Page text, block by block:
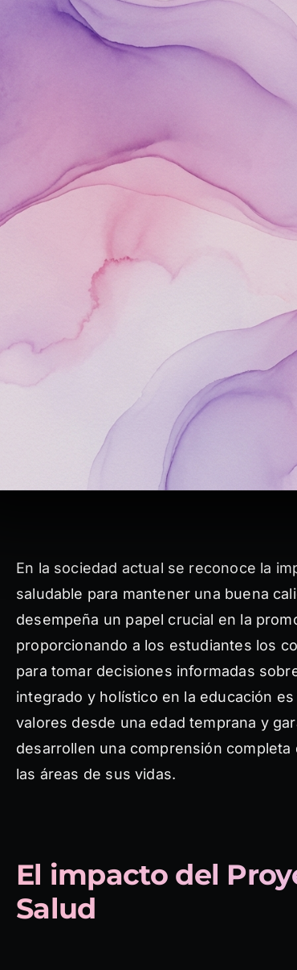
En la sociedad actual se reconoce la
saludable para mantener una buena
desempeña un papel crucial en la
proporcionando a los estudiantes los
para tomar decisiones informadas
integrado y holístico en la educación
valores desde una edad temprana y
desarrollen una comprensión
las áreas de sus vidas.
El impacto del
Salud